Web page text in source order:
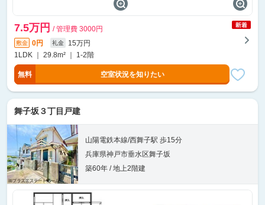
7.5万円 / 管理費 3000円
敷金 0円 礼金
15万円
1LDK ｜ 29.8m² ｜ 1-2階
無料 空室状況を知りたい
舞子坂３丁目戸建
山陽電鉄本線/西舞子駅 歩15分
兵庫県神戸市垂水区舞子坂
築60年 / 地上2階建